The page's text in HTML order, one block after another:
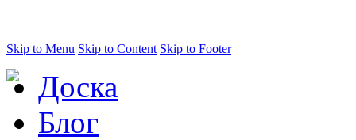
Skip to Menu Skip to Content Skip to Footer
Доска
Блог